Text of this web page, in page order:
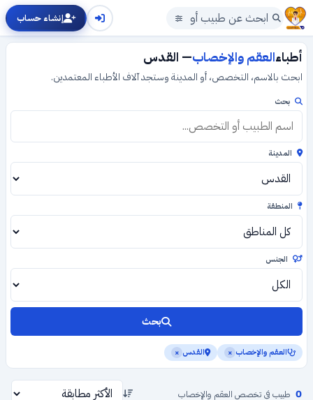
إنشاء حساب
أطباءالعقم والإخصاب— القدس
ابحث بالاسم، التخصص، أو المدينة وستجد آلاف الأطباء المعتمدين.
بحث
المدينة
المنطقة
الجنس
بحث
العقم والإخصاب × القدس ×
0 طبيب في تخصص العقم والإخصاب